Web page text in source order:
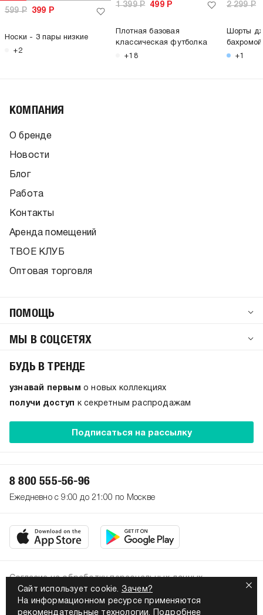
599Р 399 Р
Носки - 3 пары низкие
+2
1 399Р 499Р
Плотная базовая
классическая футболка
+18
2 299Р
Шорты
бахромой
+1
Сайт использует cookie. Зачем?
На информационном ресурсе применяются
рекомендательные технологии.
Подробнее
КОМПАНИЯ
О бренде
Новости
Блог
Работа
Контакты
Аренда помещений
ТВОЕ КЛУБ
Оптовая торговля
ПОМОЩЬ
МЫ В СОЦСЕТЯХ
БУДЬ В ТРЕНДЕ
узнавай первым о новых коллекциях
получи доступ
к секретным распродажам
Подписаться на рассылку
8 800 555-56-96
Ежедневно с 9:00 до 21:00 по Москве
2026. Все права защищены
Политика конфиденциальности
Согласие на обработку персональных данных